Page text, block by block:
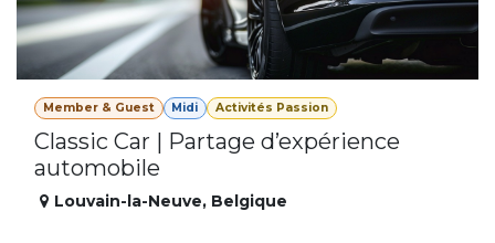
Member & Guest Midi Activités Passion
Classic Car | Partage d’expérience
automobile
Louvain-la-Neuve, Belgique